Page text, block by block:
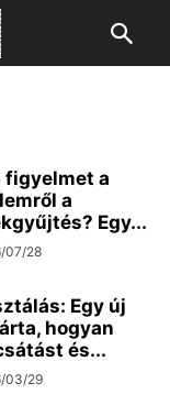
figyelmet a
a
Egy...
07/28
Egy új
hogyan
és...
03/29